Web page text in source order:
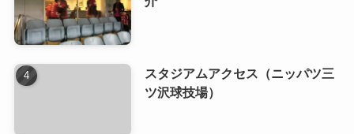
スタジアムアクセス（ニッパツ三
ツ沢球技場）